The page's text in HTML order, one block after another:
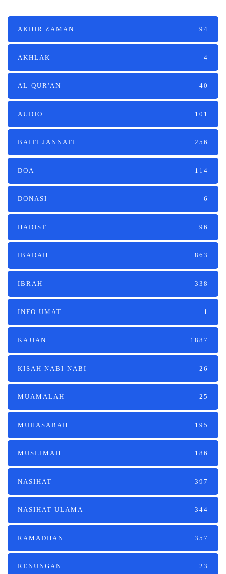
AKHIR ZAMAN 94
AKHLAK 4
AL-QUR'AN 40
AUDIO 101
BAITI JANNATI 256
DOA 114
DONASI 6
HADIST 96
IBADAH 863
IBRAH 338
INFO UMAT 1
KAJIAN 1887
KISAH NABI-NABI 26
MUAMALAH 25
MUHASABAH 195
MUSLIMAH 186
NASIHAT 397
NASIHAT ULAMA 344
RAMADHAN 357
RENUNGAN 23